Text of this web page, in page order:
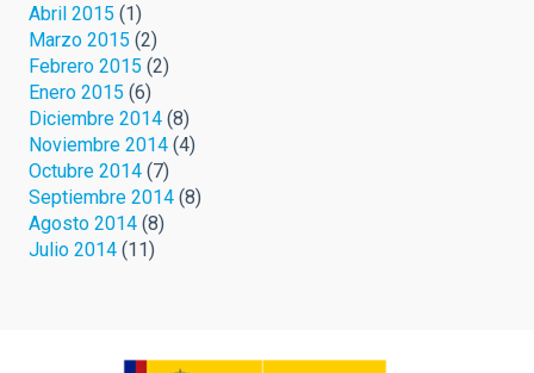
Abril 2015 (1)
Marzo 2015 (2)
Febrero 2015 (2)
Enero 2015 (6)
Diciembre 2014 (8)
Noviembre 2014 (4)
Octubre 2014 (7)
Septiembre 2014 (8)
Agosto 2014 (8)
Julio 2014 (11)